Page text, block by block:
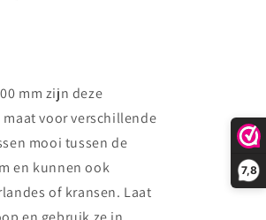
7,8
mm zijn deze
voor verschillende
mooi tussen de
en kunnen ook
of kransen. Laat